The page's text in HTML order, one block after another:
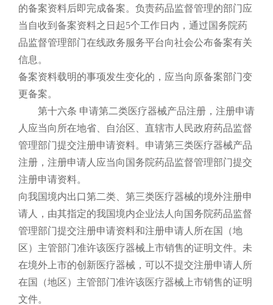
的备案资料后即完成备案。负责药品监督管理的部门应
当自收到备案资料之日起5个工作日内，通过国务院药
品监督管理部门在线政务服务平台向社会公布备案有关
信息。
备案资料载明的事项发生变化的，应当向原备案部门变
更备案。
第十六条 申请第二类医疗器械产品注册，注册申请
人应当向所在地省、自治区、直辖市人民政府药品监督
管理部门提交注册申请资料。申请第三类医疗器械产品
注册，注册申请人应当向国务院药品监督管理部门提交
注册申请资料。
向我国境内出口第二类、第三类医疗器械的境外注册申
请人，由其指定的我国境内企业法人向国务院药品监督
管理部门提交注册申请资料和注册申请人所在国（地
区）主管部门准许该医疗器械上市销售的证明文件。未
在境外上市的创新医疗器械，可以不提交注册申请人所
在国（地区）主管部门准许该医疗器械上市销售的证明
文件。